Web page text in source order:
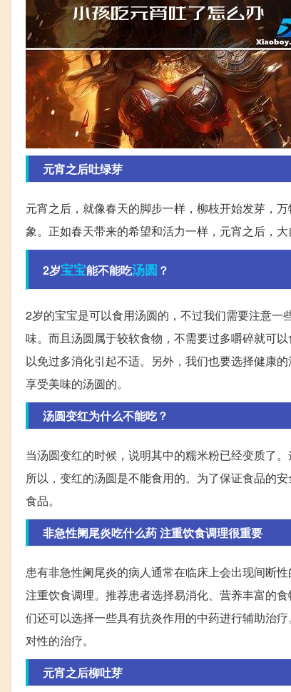
元宵之后吐绿芽
元宵之后，就像春天的脚步一样，柳枝开始发芽，
象。正如春天带来的希望和活力一样，元宵之后，大
2岁宝宝能不能吃汤圆 ？
2岁的宝宝是可以食用汤圆的，不过我们需要注意
味。而且汤圆属于较软食物，不需要过多嚼碎就可
以免过多消化引起不适。另外，我们也要选择健康
享受美味的汤圆的。
汤圆变红为什么不能吃？
当汤圆变红的时候，说明其中的糯米粉已经变质了
所以，变红的汤圆是不能食用的。为了保证食品的
食品。
非急性阑尾炎吃什么药 注重饮食调理很重要
患有非急性阑尾炎的病人通常在临床上会出现间断
注重饮食调理。推荐患者选择易消化、营养丰富的
们还可以选择一些具有抗炎作用的中药进行辅助治
对性的治疗。
元宵之后柳吐芽